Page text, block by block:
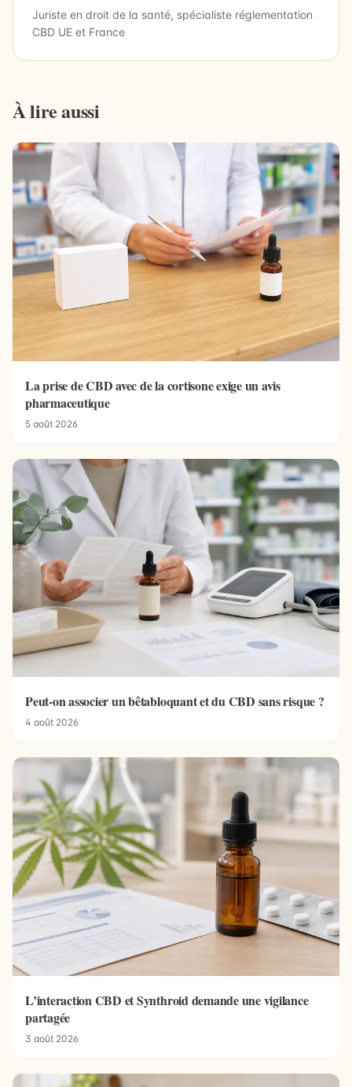
Juriste en droit de la santé, spécialiste réglementation
CBD UE et France
À lire aussi
La prise de CBD avec de la cortisone exige un avis
pharmaceutique
5 août 2026
Peut-on associer un bêtabloquant et du CBD sans risque ?
4 août 2026
L’interaction CBD et Synthroid demande une vigilance
partagée
3 août 2026